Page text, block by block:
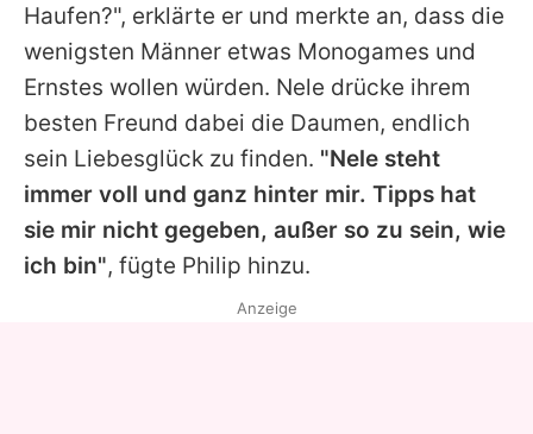
Haufen?", erklärte er und merkte an, dass die
wenigsten Männer etwas Monogames und
Ernstes wollen würden. Nele drücke ihrem
besten Freund dabei die Daumen, endlich
sein Liebesglück zu finden. "Nele steht
immer voll und ganz hinter mir. Tipps hat
sie mir nicht gegeben, außer so zu sein, wie
ich bin", fügte Philip hinzu.
Anzeige